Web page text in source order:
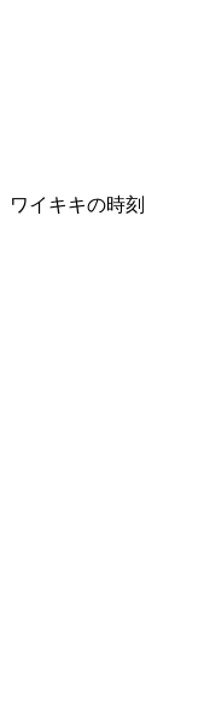
ワイキキの時刻